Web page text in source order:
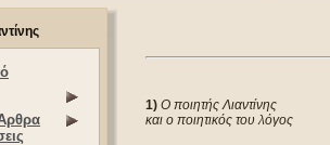
1) Ο ποιητής Λιαντίνης
και ο ποιητικός του λόγος